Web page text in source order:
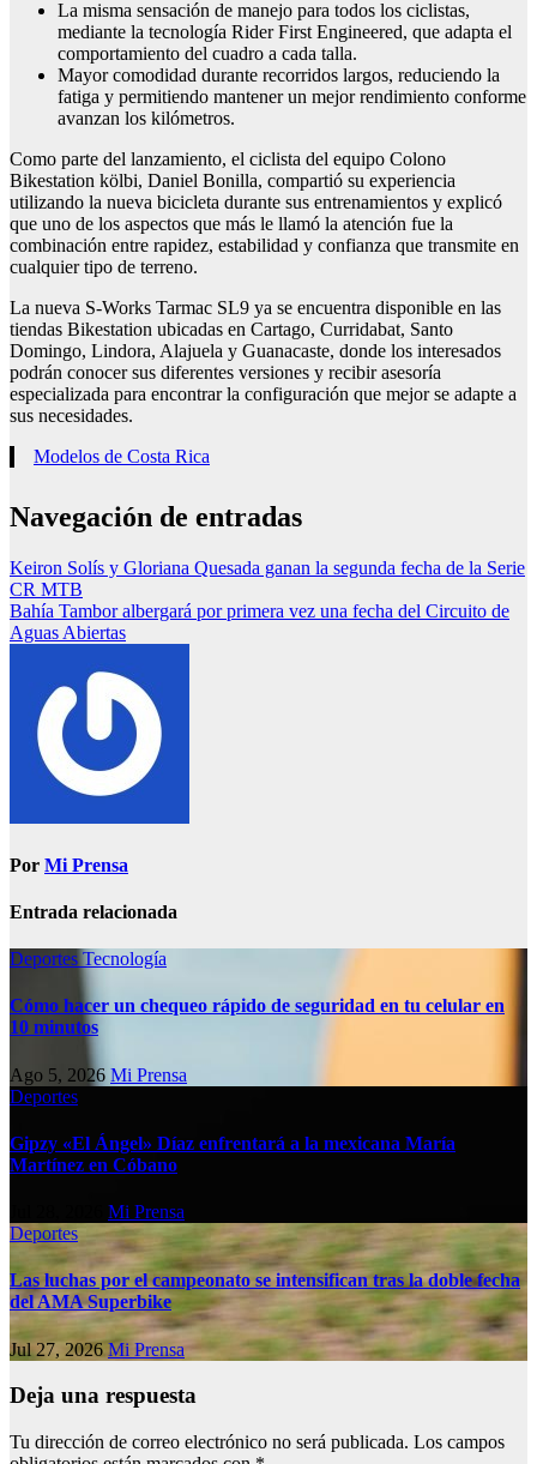
La misma sensación de manejo para todos los ciclistas,
mediante la tecnología Rider First Engineered, que adapta el
comportamiento del cuadro a cada talla.
Mayor comodidad durante recorridos largos, reduciendo la
fatiga y permitiendo mantener un mejor rendimiento conforme
avanzan los kilómetros.
Como parte del lanzamiento, el ciclista del equipo Colono
Bikestation kölbi, Daniel Bonilla, compartió su experiencia
utilizando la nueva bicicleta durante sus entrenamientos y explicó
que uno de los aspectos que más le llamó la atención fue la
combinación entre rapidez, estabilidad y confianza que transmite en
cualquier tipo de terreno.
La nueva S-Works Tarmac SL9 ya se encuentra disponible en las
tiendas Bikestation ubicadas en Cartago, Curridabat, Santo
Domingo, Lindora, Alajuela y Guanacaste, donde los interesados
podrán conocer sus diferentes versiones y recibir asesoría
especializada para encontrar la configuración que mejor se adapte a
sus necesidades.
Modelos de Costa Rica
Navegación de entradas
Keiron Solís y Gloriana Quesada ganan la segunda fecha de la Serie
CR MTB
Bahía Tambor albergará por primera vez una fecha del Circuito de
Aguas Abiertas
Por Mi Prensa
Entrada relacionada
Deportes Tecnología
Cómo hacer un chequeo rápido de seguridad en tu celular en
10 minutos
Ago 5, 2026 Mi Prensa
Deportes
Gipzy «El Ángel» Díaz enfrentará a la mexicana María
Martínez en Cóbano
Mi Prensa
Deportes
Las luchas por el campeonato se intensifican tras la doble fecha
del AMA Superbike
Jul 27, 2026Mi Prensa
Deja una respuesta
Tu dirección de correo electrónico no será publicada. Los campos